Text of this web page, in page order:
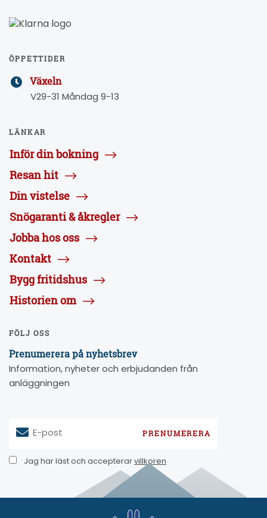
ÖPPETTIDER
Växeln
V29-31 Måndag 9-13
LÄNKAR
Inför din bokning
Resan hit
Din vistelse
Snögaranti & åkregler
Jobba hos oss
Kontakt
Bygg fritidshus
Historien om
FÖLJ OSS
Prenumerera på nyhetsbrev
Information, nyheter och erbjudanden från
anläggningen
Jag har läst och accepterarvillkoren